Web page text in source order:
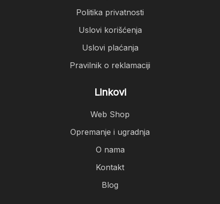
Politika privatnosti
Uslovi korišćenja
Uslovi plaćanja
Pravilnik o reklamaciji
Linkovi
Web Shop
Opremanje i ugradnja
O nama
Kontakt
Blog